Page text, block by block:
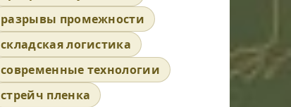
разрывы промежности
складская логистика
современные технологии
стрейч пленка